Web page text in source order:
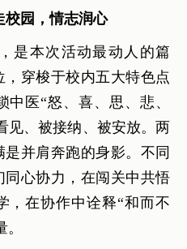
校园，情志润心
是本次活动最动人的篇
穿梭于校内五大特色点
医“怒、喜、思、悲、
见、被接纳、被安放。两
并肩奔跑的身影。不同
心协力，在闯关中共悟
，在协作中诠释“和而不